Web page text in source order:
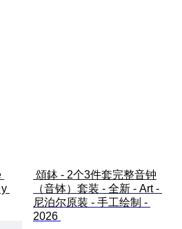
（音钵）套装 - 全新 - Art -
尼泊尔原装 - 手工绘制 -
2026